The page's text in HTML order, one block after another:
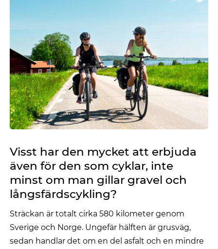
Visst har den mycket att erbjuda
även för den som cyklar, inte
minst om man gillar gravel och
långsfärdscykling?
Sträckan är totalt cirka 580 kilometer genom
Sverige och Norge. Ungefär hälften är grusväg,
sedan handlar det om en del asfalt och en mindre